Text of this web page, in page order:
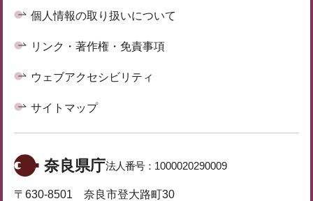
個人情報の取り扱いについて
リンク・著作権・免責事項
ウェブアクセシビリティ
サイトマップ
奈良県庁法人番号： 1000020290009
〒630-8501 奈良市登大路町30